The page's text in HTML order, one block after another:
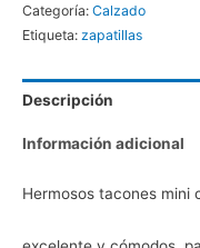
Categoría: Calzado
Etiqueta: zapatillas
Descripción
Información adicional
Hermosos tacones mini